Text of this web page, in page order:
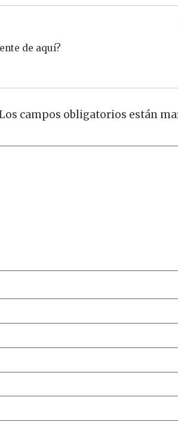
de aquí?
campos obligatorios están